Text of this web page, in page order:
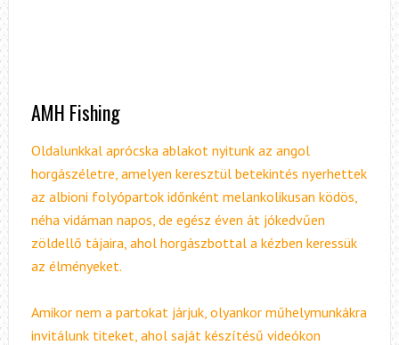
AMH Fishing
Oldalunkkal aprócska ablakot nyitunk az angol
horgászéletre, amelyen keresztül betekintés nyerhettek
az albioni folyópartok időnként melankolikusan ködös,
néha vidáman napos, de egész éven át jókedvűen
zöldellő tájaira, ahol horgászbottal a kézben keressük
az élményeket.
Amikor nem a partokat járjuk, olyankor műhelymunkákra
invitálunk titeket, ahol saját készítésű videókon